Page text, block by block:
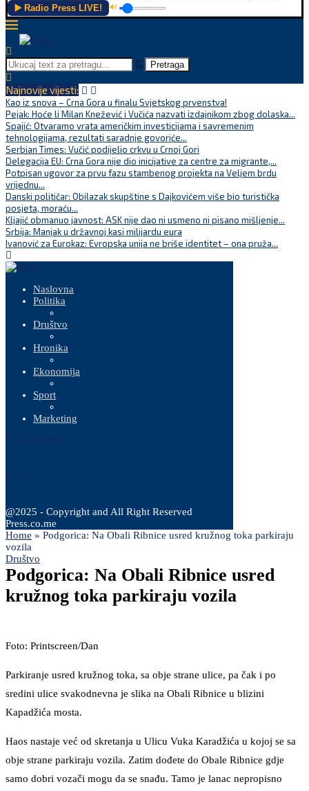
▶️ Radio Press LIVE! 🔊
Pretraga
Najnovije vijesti:
Kao iz snova – Crna Gora u finalu Svjetskog prvenstva!
Pejak: Hoće li Milan Knežević i Vučića nazvati izdajnikom zbog dolaska...
Spajić: Otvaramo vrata američkim investicijama i savremenim
tehnologijama, rezultati saradnje govoriće...
Serbian Times: Vučić podijelio crkvu u Crnoj Gori
Delegacija EU: Crna Gora nije dio inicijative za centre za migrante,...
Potpisan ugovor za prvu fazu stambenog projekta na Veljem brdu
vrijednu...
Danski političar: Obilazak skupštine s Dajkovićem više bio turistička
posjeta, moraću...
Kljajić obmanuo javnost: ASK nije dao ni usmeno ni pisano mišljenje...
Srbija: Manjak u državnoj kasi milijardu eura
Ivanović za Eurokaz: Evropska unija ne briše identitet – ona pruža...
Naslovna
Politika
Društvo
Hronika
Ekonomija
Sport
Marketing
@2025 - Copyright and All Right Reserved
Press.co.me
Home » Podgorica: Na Obali Ribnice usred kružnog toka parkiraju
vozila
Društvo
Podgorica: Na Obali Ribnice usred
kružnog toka parkiraju vozila
Foto: Printscreen/Dan
Parkiranje usred kružnog toka, sa obje strane ulice, pa čak i po
sredini ulice svakodnevna je slika na Obali Ribnice u blizini
Kapadžića mosta.
Haos nastaje već od skretanja u Ulicu Vuka Karadžića u kojoj se sa
obje strane parkiraju vozila. Zatim dođete do Obale Ribnice gdje
samo dobri vozači mogu da se snađu. Tamo je lanac nepropisno